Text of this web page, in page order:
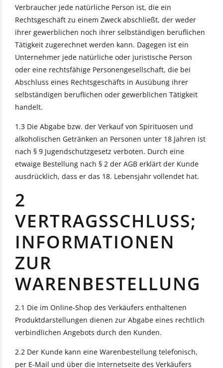
Verbraucher jede natürliche Person ist, die ein
Rechtsgeschäft zu einem Zweck abschließt, der weder
ihrer gewerblichen noch ihrer selbständigen beruflichen
Tätigkeit zugerechnet werden kann. Dagegen ist ein
Unternehmer jede natürliche oder juristische Person
oder eine rechtsfähige Personengesellschaft, die bei
Abschluss eines Rechtsgeschäfts in Ausübung ihrer
selbständigen beruflichen oder gewerblichen Tätigkeit
handelt.
1.3 Die Abgabe bzw. der Verkauf von Spirituosen und
alkoholischen Getränken an Personen unter 18 Jahren ist
nach § 9 Jugendschutzgesetz verboten. Durch eine
etwaige Bestellung nach § 2 der AGB erklärt der Kunde
ausdrücklich, dass er das 18. Lebensjahr vollendet hat.
2
VERTRAGSSCHLUSS;
INFORMATIONEN
ZUR
WARENBESTELLUNG
2.1 Die im Online-Shop des Verkäufers enthaltenen
Produktdarstellungen dienen zur Abgabe eines rechtlich
verbindlichen Angebots durch den Kunden.
2.2 Der Kunde kann eine Warenbestellung telefonisch,
per E-Mail und über die Internetseite des Verkäufers